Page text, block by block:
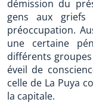
démission du
gens aux griefs
préoccupation.
une certaine
différents
éveil de
celle de La Puya
la capitale.